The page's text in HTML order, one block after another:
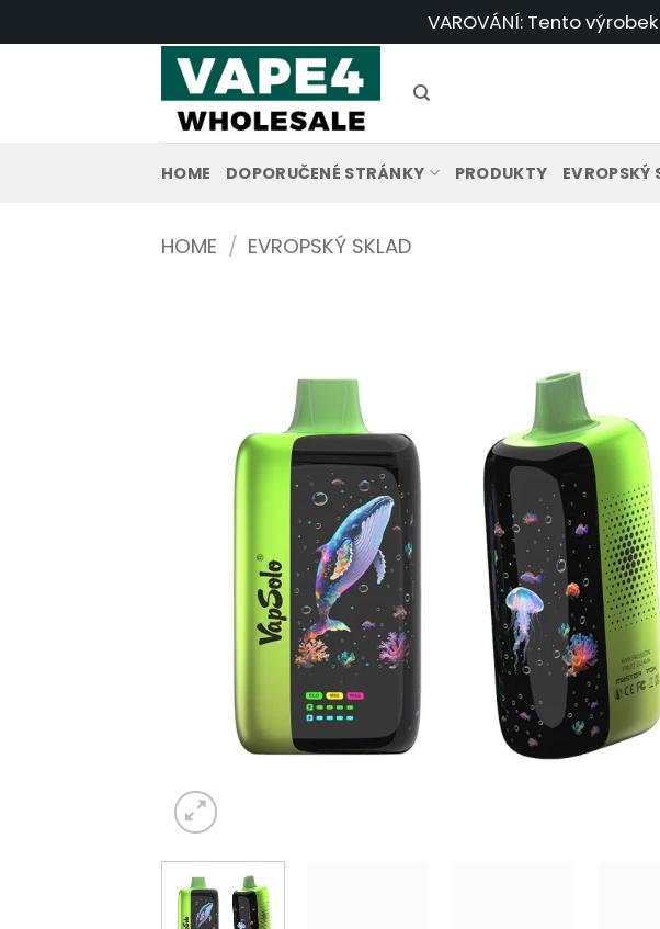
na
VAROVÁNÍ: Tento
HOME DOPORUČENÉ STRÁNKY PRODUKTY EVROPSKÝ
HOME / EVROPSKÝ SKLAD